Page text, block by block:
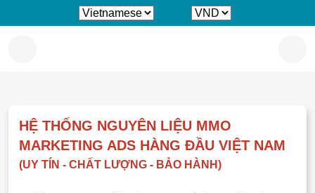
HỆ THỐNG NGUYÊN LIỆU MMO MARKETING
ADS HÀNG ĐẦU VIỆT NAM
(UY TÍN - CHẤT LƯỢNG - BẢO HÀNH)